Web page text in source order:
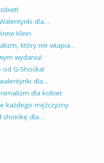
dla…
Klein
który nie wtapia…
wydaniu!
G-Shocka!
dla…
dla kobiet
każdego mężczyzny
choinkę dla…